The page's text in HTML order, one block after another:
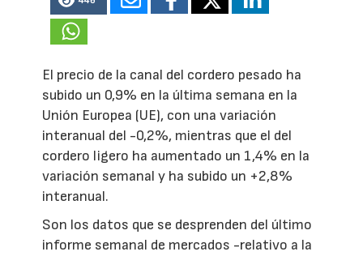
El precio de la canal del cordero pesado ha
subido un 0,9% en la última semana en la
Unión Europea (UE), con una variación
interanual del -0,2%, mientras que el del
cordero ligero ha aumentado un 1,4% en la
variación semanal y ha subido un +2,8%
interanual.
Son los datos que se desprenden del último
informe semanal de mercados -relativo a la